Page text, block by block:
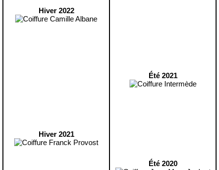
Hiver 2022
Hiver 2021
Été 2021
Été 2020